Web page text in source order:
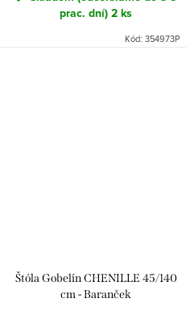
prac. dní)2 ks
Kód: 354973P
Štóla Gobelín CHENILLE 45/140
cm - Baranček